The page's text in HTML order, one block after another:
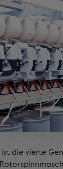
ist die vierte